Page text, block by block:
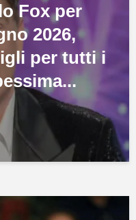
Fox per
2026,
per tutti i